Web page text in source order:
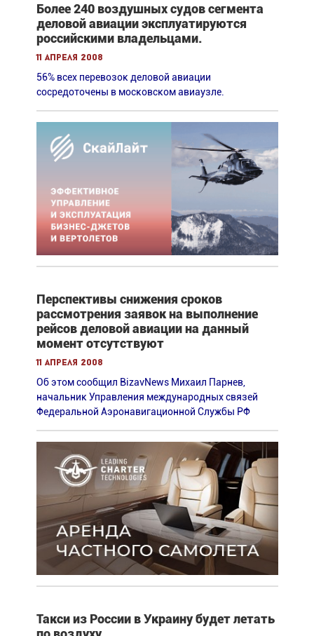
Более 240 воздушных судов сегмента
деловой авиации эксплуатируются
российскими владельцами.
11 апреля 2008
56% всех перевозок деловой авиации
сосредоточены в московском авиаузле.
Перспективы снижения сроков
рассмотрения заявок на выполнение
рейсов деловой авиации на данный
момент отсутствуют
11 апреля 2008
Об этом сообщил BizavNews Михаил Парнев,
начальник Управления международных связей
Федеральной Аэронавигационной Службы РФ
Такси из России в Украину будет летать